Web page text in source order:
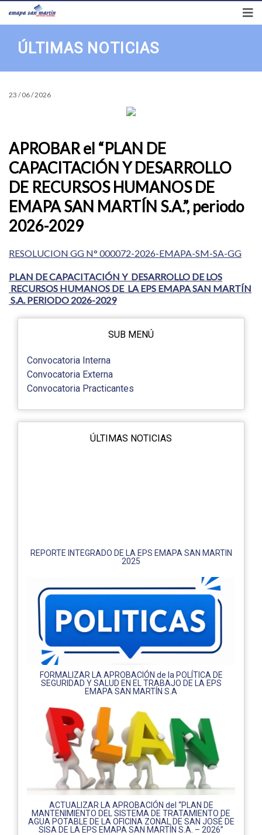
Síguenos en
ÚLTIMAS NOTICIAS
23 / 06 / 2026
APROBAR el “PLAN DE
CAPACITACIÓN Y DESARROLLO
DE RECURSOS HUMANOS DE
EMAPA SAN MARTÍN S.A.”, periodo
2026-2029
RESOLUCION GG N° 000072-2026-EMAPA-SM-SA-GG
PLAN DE CAPACITACIÓN Y DESARROLLO DE LOS
RECURSOS HUMANOS DE LA EPS EMAPA SAN MARTÍN
S.A. PERIODO 2026-2029
SUB MENÚ
Convocatoria Interna
Convocatoria Externa
Convocatoria Practicantes
ÚLTIMAS NOTICIAS
REPORTE INTEGRADO DE LA EPS EMAPA SAN MARTIN
2025
FORMALIZAR LA APROBACIÓN de la POLÍTICA DE
SEGURIDAD Y SALUD EN EL TRABAJO DE LA EPS
EMAPA SAN MARTÍN S.A
ACTUALIZAR LA APROBACIÓN del “PLAN DE
MANTENIMIENTO DEL SISTEMA DE TRATAMIENTO DE
AGUA POTABLE DE LA OFICINA ZONAL DE SAN JOSÉ DE
SISA DE LA EPS EMAPA SAN MARTÍN S.A. – 2026”